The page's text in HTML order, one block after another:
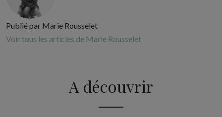
Publié par Marie Rousselet
Voir tous les articles de Marie Rousselet
A découvrir